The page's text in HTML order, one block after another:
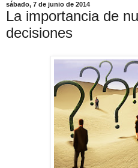
sábado, 7 de junio de 2014
La importancia de
decisiones